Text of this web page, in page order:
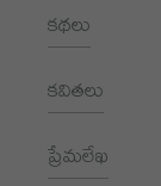
కథలు
కవితలు
ప్రేమలేఖ
1002, Royal